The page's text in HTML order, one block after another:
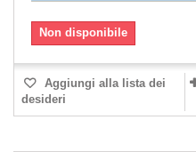
Non disponibile
Aggiungi alla lista dei
desideri